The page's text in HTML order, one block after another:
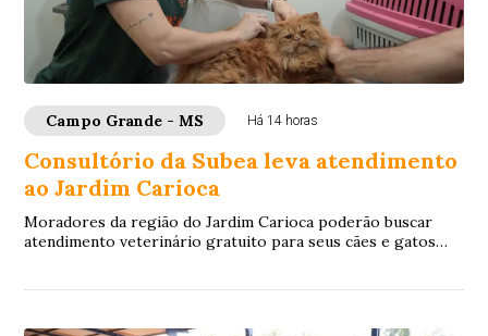
Campo Grande - MS Há 14 horas
Consultório da Subea leva atendimento
ao Jardim Carioca
Moradores da região do Jardim Carioca poderão buscar
atendimento veterinário gratuito para seus cães e gatos